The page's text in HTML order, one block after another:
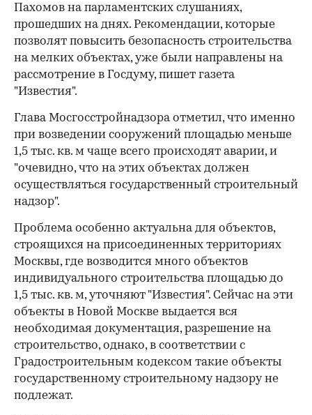
Пахомов на парламентских слушаниях,
прошедших на днях. Рекомендации, которые
позволят повысить безопасность строительства
на мелких объектах, уже были направлены на
рассмотрение в Госдуму, пишет газета
"Известия".
Глава Мосгосстройнадзора отметил, что именно
при возведении сооружений площадью меньше
1,5 тыс. кв. м чаще всего происходят аварии, и
"очевидно, что на этих объектах должен
осуществляться государственный строительный
надзор".
Проблема особенно актуальна для объектов,
строящихся на присоединенных территориях
Москвы, где возводится много объектов
индивидуального строительства площадью до
1,5 тыс. кв. м, уточняют "Известия". Сейчас на эти
объекты в Новой Москве выдается вся
необходимая документация, разрешение на
строительство, однако, в соответствии с
Градостроительным кодексом такие объекты
государственному строительному надзору не
подлежат.